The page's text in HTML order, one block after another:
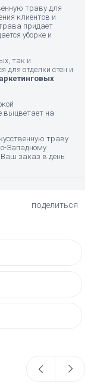
траву для
клиентов и
придает
уборке и
так и
для отделки стен и
выцветает на
траву
Западному
заказ в день
поделиться